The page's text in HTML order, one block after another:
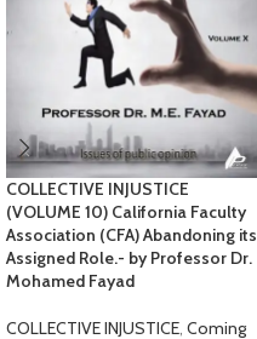
COLLECTIVE INJUSTICE
(VOLUME 10) California Faculty
Association (CFA) Abandoning its
Assigned Role.- by Professor Dr.
Mohamed Fayad
COLLECTIVE INJUSTICE, Coming